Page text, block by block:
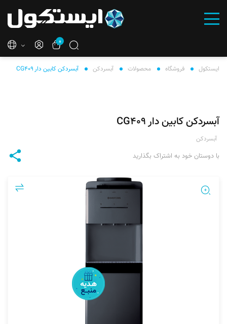
۰
ایستکول فروشگاه محصولات آبسردکن آبسردکن کابین دار CG۴۰۹
آبسردکن کابین دار CG۴۰۹
آبسردکن
با دوستان خود به اشتراک بگذارید